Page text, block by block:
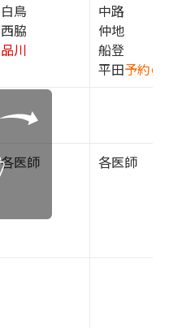
白鳥
西脇
品川
中路
仲地
船登
平田予約の
各医師 各医師